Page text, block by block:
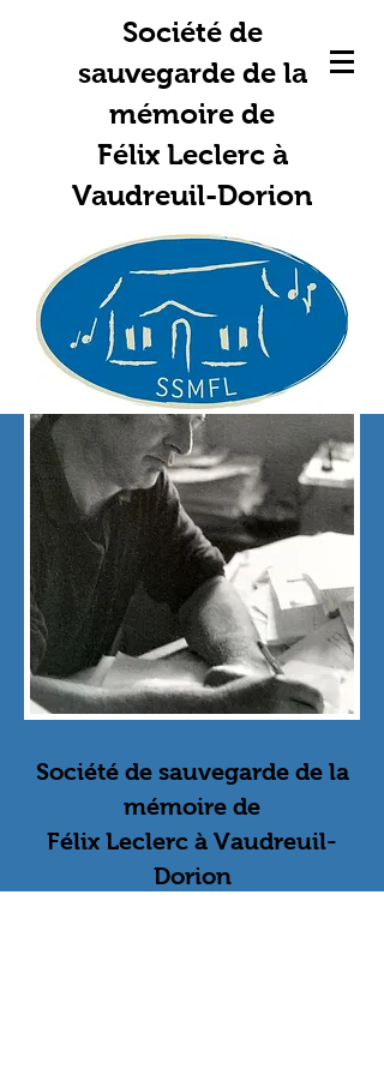
Société de
sauvegarde de la
mémoire de
Félix Leclerc à
Vaudreuil-Dorion
Société de sauvegarde de la
mémoire de
Félix Leclerc à Vaudreuil-
Dorion